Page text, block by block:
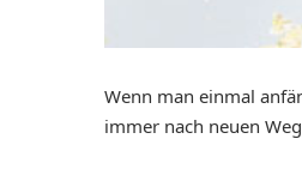
Wenn man einmal
immer nach neuen